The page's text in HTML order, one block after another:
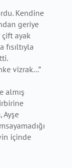
Kendine
geriye
çift ayak
vizrak...”
almış
Ayşe
içinde